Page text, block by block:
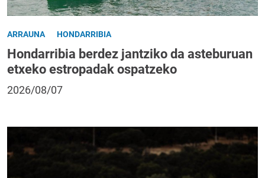
ARRAUNA HONDARRIBIA
Hondarribia berdez jantziko da asteburuan
etxeko estropadak ospatzeko
2026/08/07